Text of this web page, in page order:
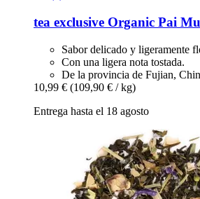
tea exclusive Organic Pai
Sabor delicado y ligeramente
Con una ligera nota tostada.
De la provincia de Fujian,
10,99 € (109,90 € / kg)
Entrega hasta el 18 agosto